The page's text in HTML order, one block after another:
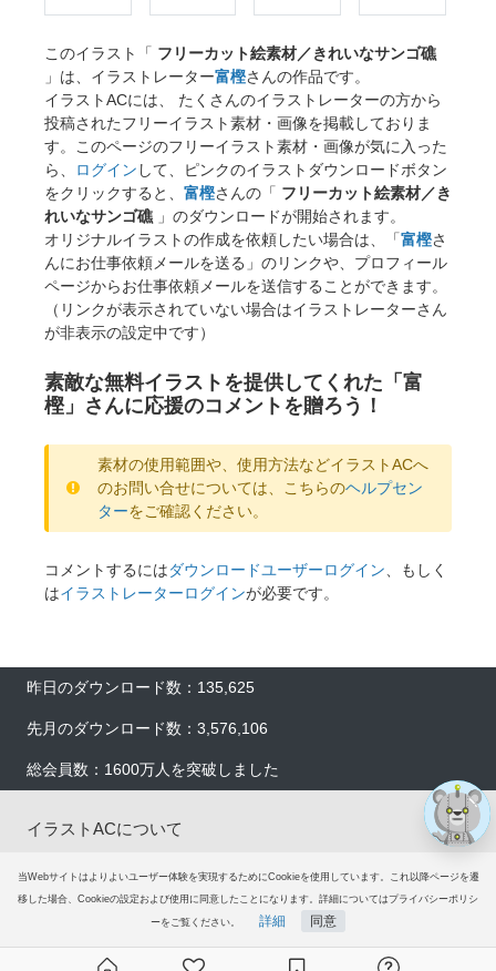
当Webサイトはよりよいユーザー体験を実現するためにCookieを使用しています。これ以降ページを遷
移した場合、Cookieの設定および使用に同意したことになります。詳細についてはプライバシーポリシ
ーをご覧ください。 詳細 同意
このイラスト「 フリーカット絵素材／きれいなサンゴ礁
」は、イラストレーター富樫さんの作品です。
イラストACには、 たくさんのイラストレーターの方から
投稿されたフリーイラスト素材・画像を掲載しておりま
す。このページのフリーイラスト素材・画像が気に入った
ら、
ログイン して、ピンクのイラストダウンロードボタン
をクリックすると、 富樫さんの「 フリーカット絵素材／き
れいなサンゴ礁 」のダウンロードが開始されます。
オリジナルイラストの作成を依頼したい場合は、「富樫さ
んにお仕事依頼メールを送る」のリンクや、プロフィール
ページからお仕事依頼メールを送信することができます。
（リンクが表示されていない場合はイラストレーターさん
が非表示の設定中です）
素敵な無料イラストを提供してくれた「富
樫」さんに応援のコメントを贈ろう！
素材の使用範囲や、使用方法などイラストACへ
のお問い合せについては、こちらのヘルプセン
ターをご確認ください。
コメントするにはダウンロードユーザーログイン 、もしく
はイラストレーターログインが必要です。
昨日のダウンロード数：135,625
先月のダウンロード数：3,576,106
総会員数：1600万人を突破しました
イラストACについて
会員登録
プレミアム会員サービス